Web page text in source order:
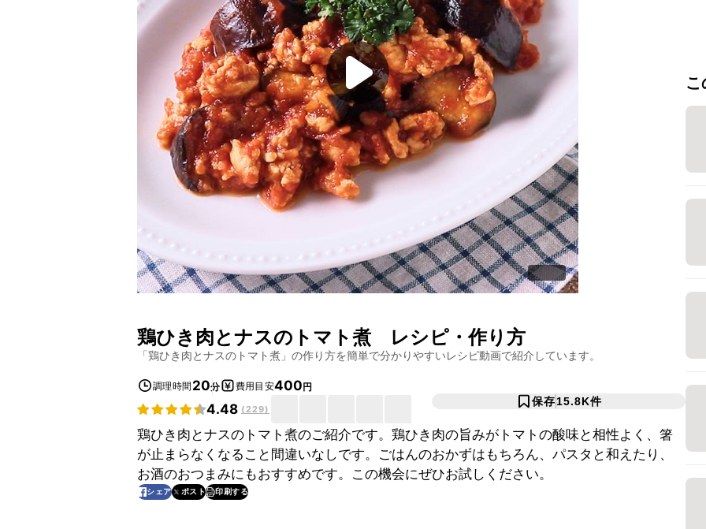
鶏ひき肉とナスのトマト煮 レシピ・作り方
「鶏ひき肉とナスのトマト煮 」の作り方を簡単で分かりやすいレシピ動画で紹介しています。
調理時間 20分 費用目安400円
4.48 (229)
保存15.8K件
鶏ひき肉とナスのトマト煮のご紹介です。鶏ひき肉の旨みがトマトの酸味と相性よく、箸
が止まらなくなること間違いなしです。ごはんのおかずはもちろん、パスタと和えたり、
お酒のおつまみにもおすすめです。この機会にぜひお試しください。
シェア ポスト 印刷する